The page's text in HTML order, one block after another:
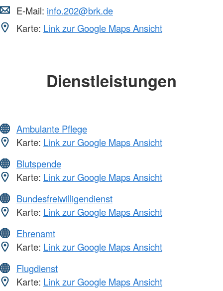
E-Mail: info.202@brk.de
Karte: Link zur Google Maps Ansicht
Dienstleistungen
Ambulante Pflege
Karte: Link zur Google Maps Ansicht
Blutspende
Karte: Link zur Google Maps Ansicht
Bundesfreiwilligendienst
Karte: Link zur Google Maps Ansicht
Ehrenamt
Karte: Link zur Google Maps Ansicht
Flugdienst
Karte: Link zur Google Maps Ansicht